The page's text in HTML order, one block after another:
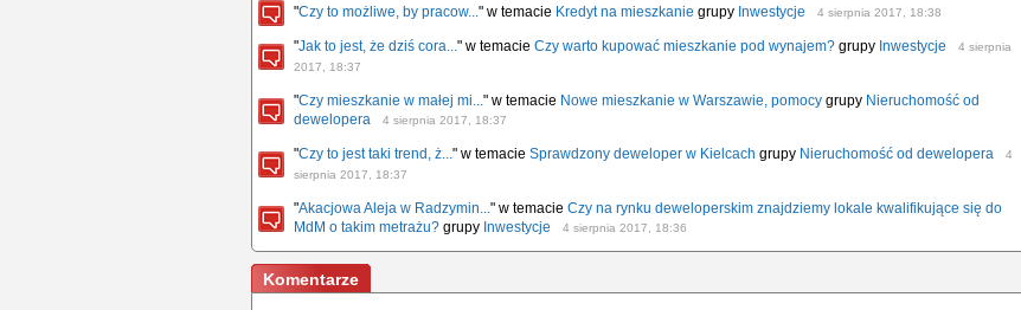
"Czy to możliwe, by pracow..." w temacie Kredyt na mieszkanie grupy Inwestycje 4 sierpnia 2017, 18:38
"Jak to jest, że dziś cora..." w temacie Czy warto kupować mieszkanie pod wynajem? grupy Inwestycje
4 sierpnia
2017, 18:37
"Czy mieszkanie w małej mi..." w temacie Nowe mieszkanie w Warszawie, pomocy grupy Nieruchomość od
dewelopera
4 sierpnia 2017, 18:37
"Czy to jest taki trend, ż..." w temacie Sprawdzony deweloper w Kielcach grupy Nieruchomość od dewelopera
4
sierpnia 2017, 18:37
"Akacjowa Aleja w Radzymin..." w temacie Czy na rynku deweloperskim znajdziemy lokale kwalifikujące się do
MdM o takim metrażu? grupy Inwestycje 4 sierpnia 2017, 18:36
Komentarze